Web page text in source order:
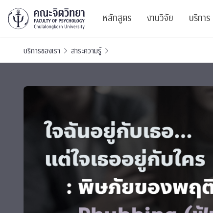
หลักสูตร
หลักสูตรปริญญาตรี
นิสิตปัจจุบัน
งานวิจัย
งานประชุมวิชาก
งานประชุมวิช
TICP 2023
SSBW
บริการ
ศู
บริการของเรา สาระความรู้